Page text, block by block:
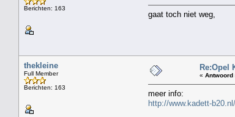
Berichten: 163
gaat toch niet weg,
thekleine
Full Member
Berichten: 163
Re:Opel
« Antwoord
meer info:
http://www.kadett-